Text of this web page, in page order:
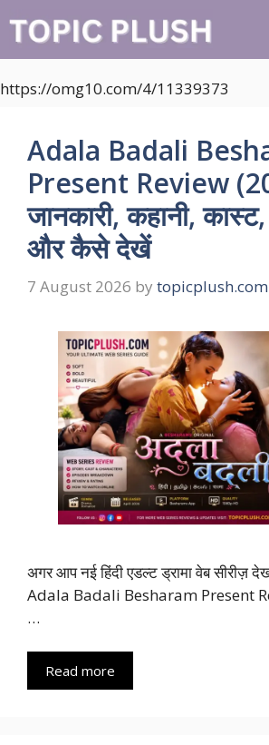
content
https://omg10.com/4/11339373
Adala Badali
Present Review
जानकारी, कहानी,
और कैसे देखें
7 August 2026 by topicplush.com
अगर आप नई हिंदी एडल्ट ड्रामा वेब सीरीज़
Adala Badali Besharam Present
…
Read more